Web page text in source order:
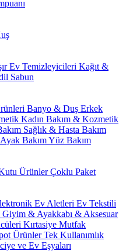
Ev Temizleyicileri Kağıt &
Sabun
Banyo & Duş Erkek
Kadın Bakım & Kozmetik
Sağlık & Hasta Bakım
BakımYüz Bakım
ÜrünlerÇoklu Paket
Ev Aletleri Ev Tekstili
Giyim & Ayakkabı & Aksesuar
Kırtasiye Mutfak
ÜrünlerTek Kullanımlık
ve Ev Eşyaları